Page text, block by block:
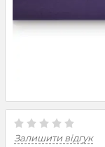
Залишити відгук